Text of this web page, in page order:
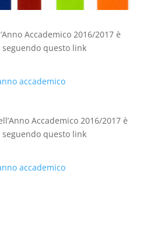
Accademico 2016/2017 è
questo link
accademico
Accademico 2016/2017 è
questo link
accademico